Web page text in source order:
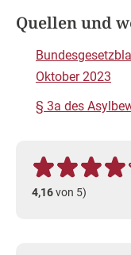
Quellen und
Oktober 2023
§ 3a des
4,16von 5)